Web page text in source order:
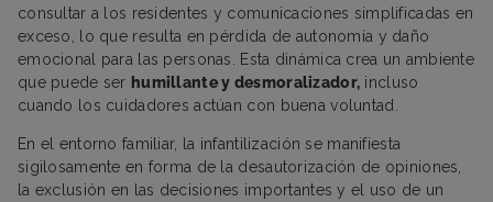
consultar a los residentes y comunicaciones simplificadas en
exceso, lo que resulta en pérdida de autonomía y daño
emocional para las personas. Esta dinámica crea un ambiente
que puede ser humillante y desmoralizador, incluso
cuando los cuidadores actúan con buena voluntad.
En el entorno familiar, la infantilización se manifiesta
sigilosamente en forma de la desautorización de opiniones,
la exclusión en las decisiones importantes y el uso de un